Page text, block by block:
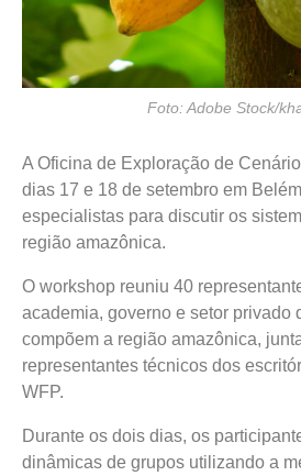
Foto: Adobe Stock/
A Oficina de Exploração de
dias 17 e 18 de setembro em
especialistas para discutir os
região amazônica.
O workshop reuniu 40
academia, governo e setor privado
compõem a região amazônica,
representantes técnicos dos
WFP.
Durante os dois dias, os
dinâmicas de grupos utilizando a